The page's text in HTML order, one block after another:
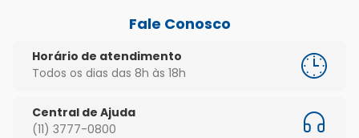
Fale Conosco
Horário de atendimento
Todos os dias das 8h às 18h
Central de Ajuda
(11) 3777-0800